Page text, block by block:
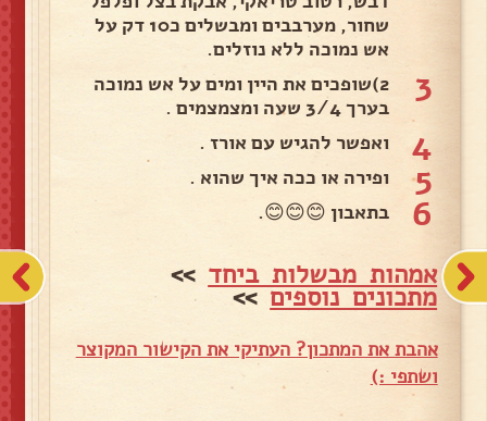
שחור, מערבבים ומבשלים כ10 דק על
אש נמוכה ללא נוזלים.
3
2)שופכים את היין ומים על אש נמוכה
בערך 3/4 שעה ומצמצמים .
4 ואפשר להגיש עם אורז .
5 ופירה או ככה איך שהוא .
6 בתאבון 😊😊😊.
אמהות מבשלות ביחד >>
מתכונים נוספים>>
אהבת את המתכון? העתיקי את הקישור המקוצר
ושתפי :)